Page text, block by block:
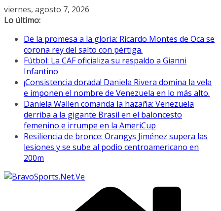
Saltar
al
viernes, agosto 7, 2026
Lo último:
De la promesa a la gloria: Ricardo Montes de Oca se
corona rey del salto con pértiga.
Fútbol: La CAF oficializa su respaldo a Gianni
Infantino
¡Consistencia dorada! Daniela Rivera domina la vela
e imponen el nombre de Venezuela en lo más alto.
Daniela Wallen comanda la hazaña: Venezuela
derriba a la gigante Brasil en el baloncesto
femenino e irrumpe en la AmeriCup
Resiliencia de bronce: Orangys Jiménez supera las
lesiones y se sube al podio centroamericano en
200m